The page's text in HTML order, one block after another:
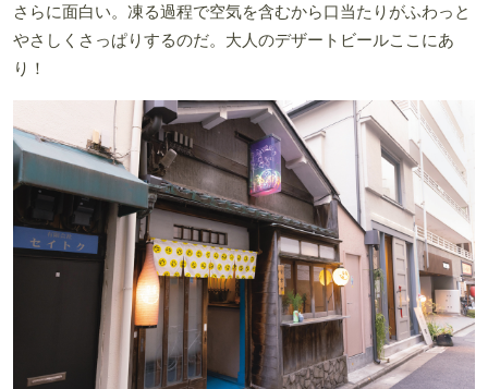
さらに面白い。凍る過程で空気を含むから口当たりがふわっと
やさしくさっぱりするのだ。大人のデザートビールここにあ
り！